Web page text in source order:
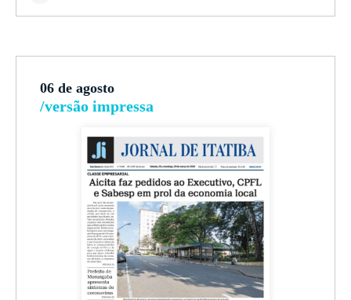
06 de agosto
/versão impressa